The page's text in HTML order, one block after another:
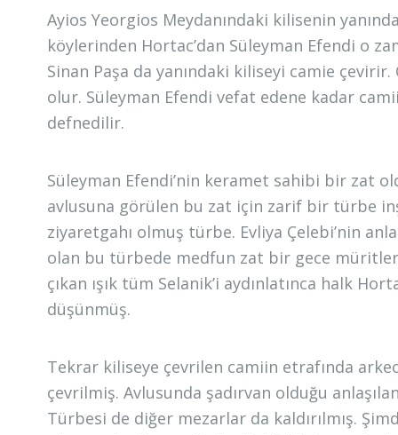
Ayios Yeorgios Meydanındaki kilisenin
köylerinden Hortac’dan Süleyman Efendi o
Sinan Paşa da yanındaki kiliseyi camie
olur. Süleyman Efendi vefat edene kadar
defnedilir.
Süleyman Efendi’nin keramet sahibi bir zat
avlusuna görülen bu zat için zarif bir türbe
ziyaretgahı olmuş türbe. Evliya Çelebi’nin
olan bu türbede medfun zat bir gece
çıkan ışık tüm Selanik’i aydınlatınca halk
düşünmüş.
Tekrar kiliseye çevrilen camiin etrafında
çevrilmiş. Avlusunda şadırvan olduğu
Türbesi de diğer mezarlar da kaldırılmış.